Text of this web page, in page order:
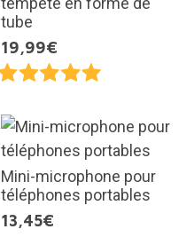
tube
19,99€
Mini-microphone pour
téléphones portables
13,45€